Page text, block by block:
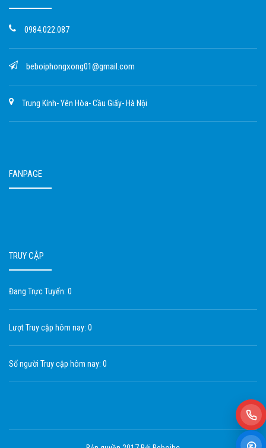
0984.022.087
beboiphongxong01@gmail.com
Trung Kính- Yên Hòa- Cầu Giấy- Hà Nội
FANPAGE
TRUY CẬP
Đang Trực Tuyến: 0
Lượt Truy cập hôm nay: 0
Số người Truy cập hôm nay: 0